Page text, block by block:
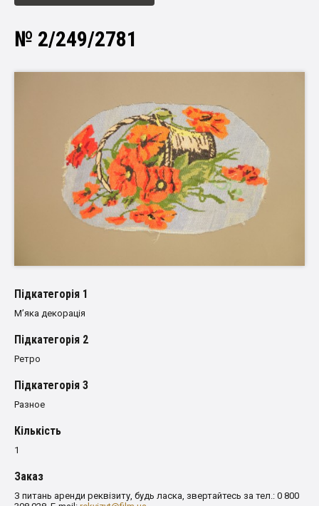
№ 2/249/2781
Пiдкатегорiя 1
М’яка декорація
Пiдкатегорiя 2
Ретро
Пiдкатегорiя 3
Разное
Кількість
1
Заказ
З питань аренди реквізиту, будь ласка, звертайтесь за тел.: 0 800